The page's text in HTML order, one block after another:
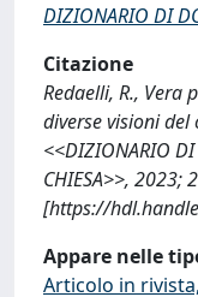
DIZIONARIO DI
Citazione
Redaelli, R., Vera
diverse visioni del
<<DIZIONARIO DI
CHIESA>>, 2023;
[https://
Appare nelle
Articolo in